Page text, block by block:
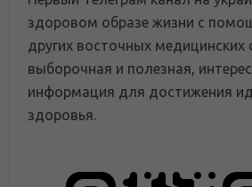
здоровом образе жизни с
других восточных медицинских
выборочная и полезная,
информация для достижения
здоровья.